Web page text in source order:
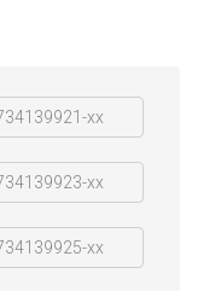
xx
xx
xx